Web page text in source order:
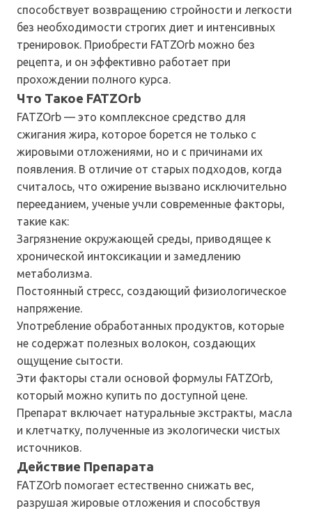
способствует возвращению стройности и легкости
без необходимости строгих диет и интенсивных
тренировок. Приобрести FATZOrb можно без
рецепта, и он эффективно работает при
прохождении полного курса.
Что Такое FATZOrb
FATZOrb — это комплексное средство для
сжигания жира, которое борется не только с
жировыми отложениями, но и с причинами их
появления. В отличие от старых подходов, когда
считалось, что ожирение вызвано исключительно
перееданием, ученые учли современные факторы,
такие как:
Загрязнение окружающей среды, приводящее к
хронической интоксикации и замедлению
метаболизма.
Постоянный стресс, создающий физиологическое
напряжение.
Употребление обработанных продуктов, которые
не содержат полезных волокон, создающих
ощущение сытости.
Эти факторы стали основой формулы FATZOrb,
который можно купить по доступной цене.
Препарат включает натуральные экстракты, масла
и клетчатку, полученные из экологически чистых
источников.
Действие Препарата
FATZOrb помогает естественно снижать вес,
разрушая жировые отложения и способствуя